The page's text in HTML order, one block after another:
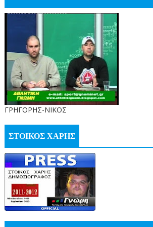
ΓΡΗΓΟΡΗΣ-ΝΙΚΟΣ
ΣΤΟΙΚΟΣ ΧΑΡΗΣ